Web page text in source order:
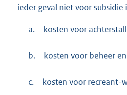
ieder geval niet voor subsidie
a. kosten voor
b. kosten voor beheer
c. kosten voor recreant-